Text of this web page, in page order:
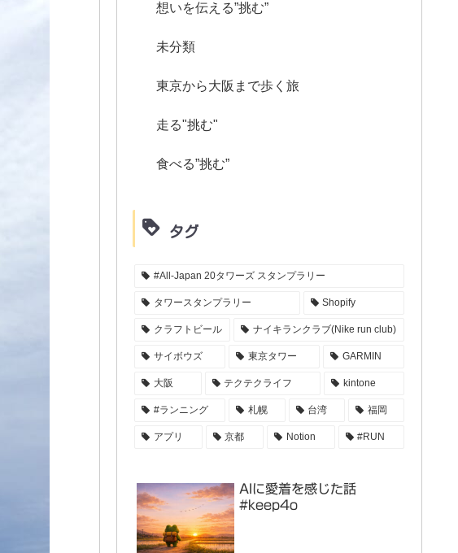
想いを伝える”挑む”
未分類
東京から大阪まで歩く旅
走る"挑む"
食べる”挑む”
タグ
#All-Japan 20タワーズ スタンプラリー
タワースタンプラリー Shopify
クラフトビール ナイキランクラブ(Nike run club)
サイボウズ 東京タワー GARMIN
大阪 テクテクライフ kintone
#ランニング 札幌 台湾 福岡
アプリ 京都 Notion #RUN
AIに愛着を感じた話
#keep4o